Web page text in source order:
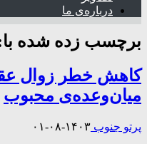
درباره‌ی ما
برچسب زده شده
کاهش خطر زوال
میان‌وعده‌ی محبوب
پرتو جنوب ۱۴۰۳-۰۸-۰۱